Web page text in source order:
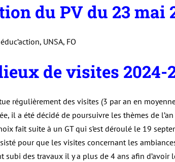
du PV du 23 mai
UNSA, FO
de visites 2024-
régulièrement des visites (3 par an en
il a été décidé de poursuivre les thèmes de
fait suite à un GT qui s’est déroulé le 19
pour que les visites concernant les
subi des travaux il y a plus de 4 ans afin d’avoir